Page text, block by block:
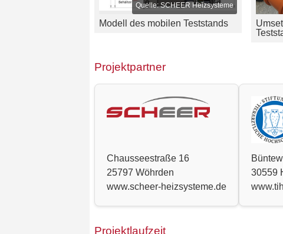
SCHEER Heizsysteme
Modell des mobilen Teststands
Projektpartner
Chausseestraße 16
25797 Wöhrden
www.scheer-heizsysteme.de
30559
Projektlaufzeit